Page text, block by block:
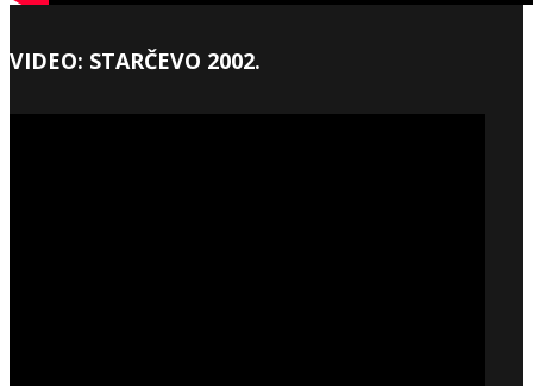
VIDEO: STARČEVO 2002.